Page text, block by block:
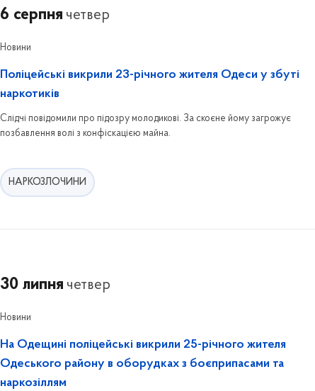
н
с
д
о
л
ь
6 серпня четвер
Новини
Поліцейські викрили 23-річного жителя Одеси у збуті
наркотиків
Слідчі повідомили про підозру молодикові. За скоєне йому загрожує
позбавлення волі з конфіскацією майна.
НАРКОЗЛОЧИНИ
30 липня четвер
Новини
На Одещині поліцейські викрили 25-річного жителя
Одеського району в оборудках з боєприпасами та
наркозіллям